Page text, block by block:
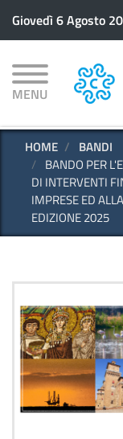
Giovedì 6 Agosto
MENU
HOME
BANDI
BANDO PER
DI INTERVENTI
IMPRESE ED
EDIZIONE 2025